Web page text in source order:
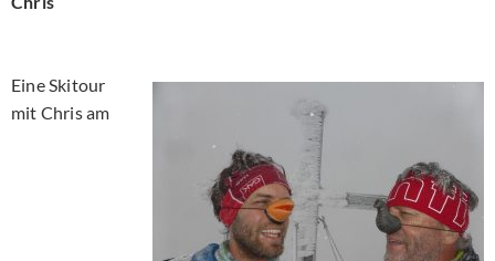
Eine Skitour
mit Chris am